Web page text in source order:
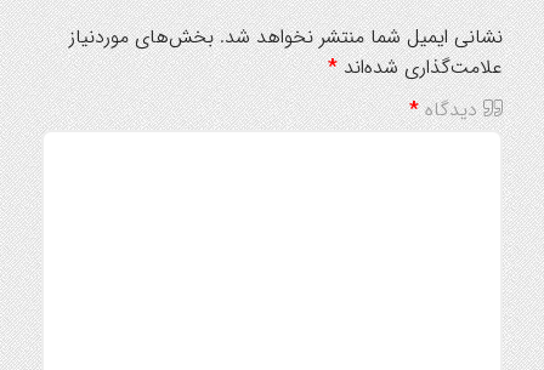
نشانی ایمیل شما منتشر نخواهد شد. بخش‌های موردنیاز
علامت‌گذاری شده‌اند*
دیدگاه*